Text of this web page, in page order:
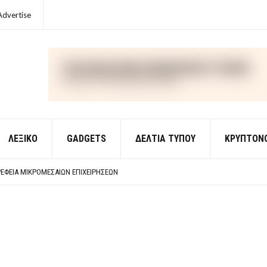
ΛΕΞΙΚΌ GADGETS ΔΕΛΤΙΑ ΤΥΠΟΥ
ΜΙΚΡΟΜΕΣΑΊΩΝ ΕΠΙΧΕΙΡΉΣΕΩΝ
ΑΠΑΝΤΉΣΕΙΣ